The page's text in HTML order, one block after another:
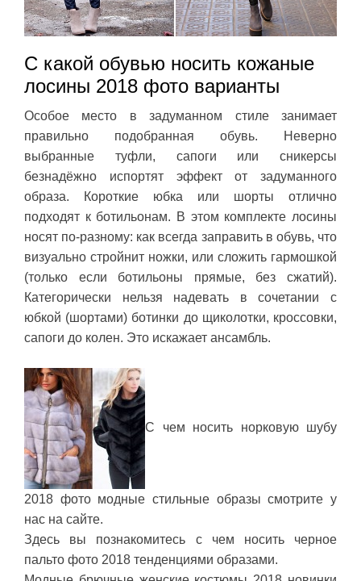
С какой обувью носить кожаные
лосины 2018 фото варианты
Особое место в задуманном стиле занимает
правильно подобранная обувь. Неверно
выбранные туфли, сапоги или сникерсы
безнадёжно испортят эффект от задуманного
образа. Короткие юбка или шорты отлично
подходят к ботильонам. В этом комплекте лосины
носят по-разному: как всегда заправить в обувь, что
визуально стройнит ножки, или сложить гармошкой
(только если ботильоны прямые, без сжатий).
Категорически нельзя надевать в сочетании с
юбкой (шортами) ботинки до щиколотки, кроссовки,
сапоги до колен. Это искажает ансамбль.
С чем носить норковую шубу
2018 фото модные стильные образы смотрите у
нас на сайте.
Здесь вы познакомитесь с чем носить черное
пальто фото 2018 тенденциями образами.